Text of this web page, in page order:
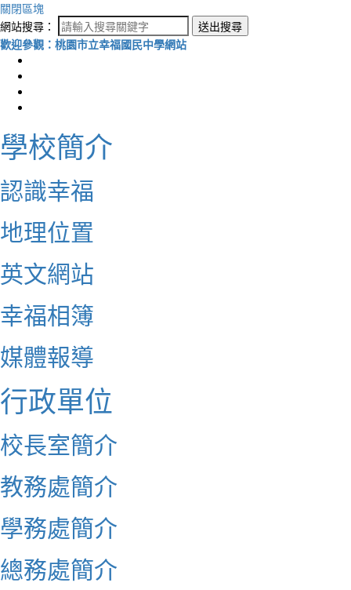
關閉區塊
網站搜尋：
送出搜尋
歡迎參觀：桃園市立幸福國民中學網站
學校簡介
認識幸福
地理位置
英文網站
幸福相簿
媒體報導
行政單位
校長室簡介
教務處簡介
學務處簡介
總務處簡介